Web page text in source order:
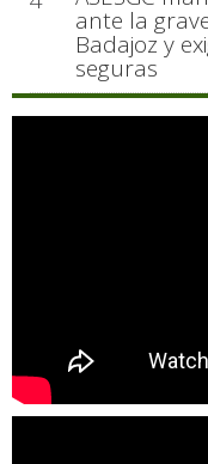
ante la
Badajoz y
seguras